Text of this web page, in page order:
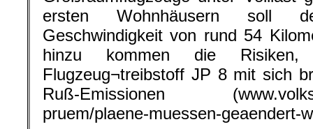
ersten Wohnhäusern soll
Geschwindigkeit von rund 54
hinzu kommen die
Flugzeug¬treibstoff JP 8 mit sich
Ruß-Emissionen
pruem/plaene-muessen-geaendert-